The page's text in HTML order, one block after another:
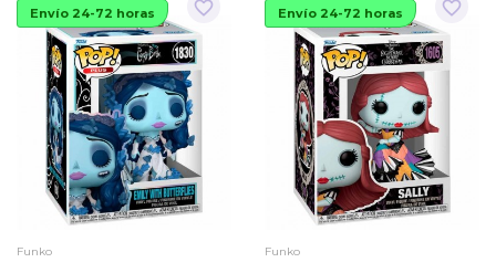
favorite_border
Envío 24-72 horas
Funko
favorite_border
Envío 24-72 horas
Funko